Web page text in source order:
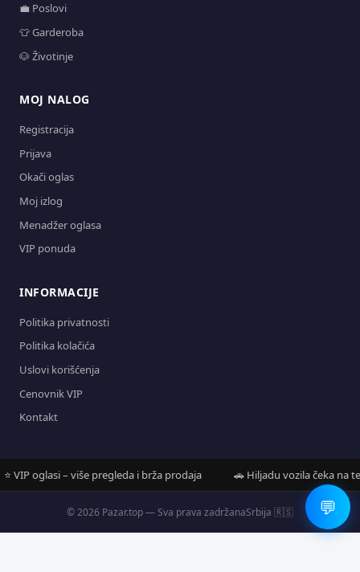
💼 Poslovi
👕 Garderoba
🐶 Životinje
MOJ NALOG
Registracija
Prijava
Okači oglas
Moj izlog
Menadžer oglasa
VIP ponuda
INFORMACIJE
Politika privatnosti
Politika kolačića
Uslovi korišćenja
Cenovnik VIP
Kontakt
oglasi – više pregleda i brža prodaja 🚗 Hiljadu vozila čeka na tebe
© 2026 Pazar.top — Sva prava zadržanaSrbija 🇷🇸 💬